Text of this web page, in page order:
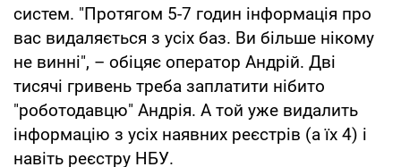
систем. "Протягом 5-7 годин інформація про
вас видаляється з усіх баз. Ви більше нікому
не винні", – обіцяє оператор Андрій. Дві
тисячі гривень треба заплатити нібито
"роботодавцю" Андрія. А той уже видалить
інформацію з усіх наявних реєстрів (а їх 4) і
навіть реєстру НБУ.